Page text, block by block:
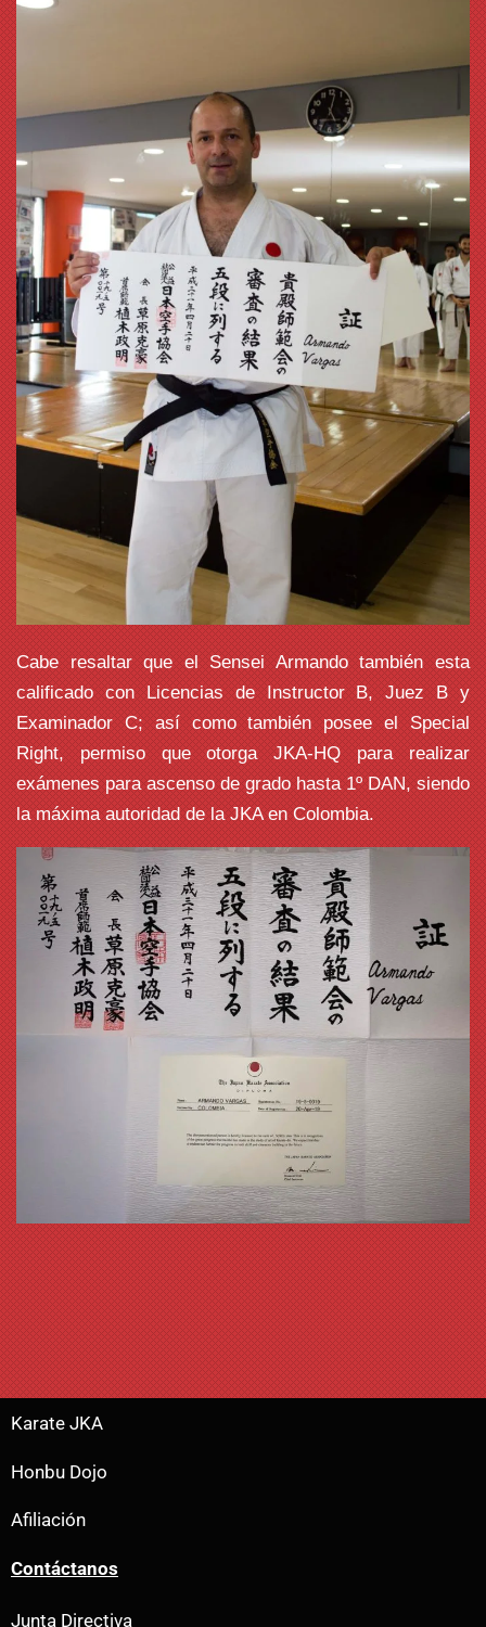
Cabe resaltar que el Sensei Armando también esta
calificado con Licencias de Instructor B, Juez B y
Examinador C; así como también posee el Special
Right, permiso que otorga JKA-HQ para realizar
exámenes para ascenso de grado hasta 1º DAN, siendo
la máxima autoridad de la JKA en Colombia.
Karate JKA
Honbu Dojo
Afiliación
Contáctanos
Junta Directiva